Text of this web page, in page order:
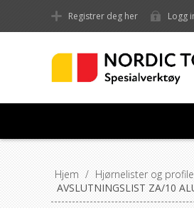
Registrer deg her Logg
Hjem / Hjørnelister og
AVSLUTNINGSLIST ZA/10